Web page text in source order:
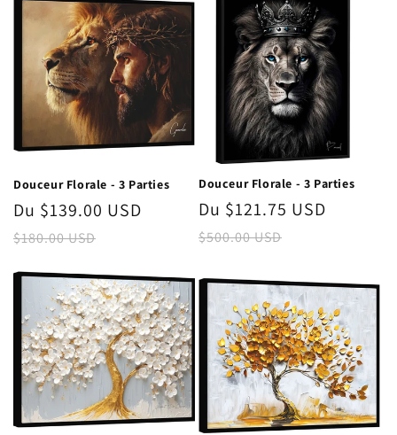
Douceur Florale - 3 Parties
Prix
promotionnel
Du $139.00 USD
habituel
$180.00 USD
Douceur Florale - 3 Parties
Prix
promotionnel
Du $121.75 USD
$500.00 USD